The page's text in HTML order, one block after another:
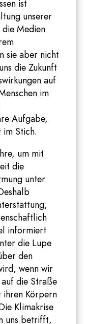
ist
unserer
Medien
sie aber nicht
die Zukunft
auf
im
Aufgabe,
im Stich.
um mit
die
unter
informiert
die Lupe
den
wenn wir
die Straße
Körpern
Klimakrise
uns betrifft,